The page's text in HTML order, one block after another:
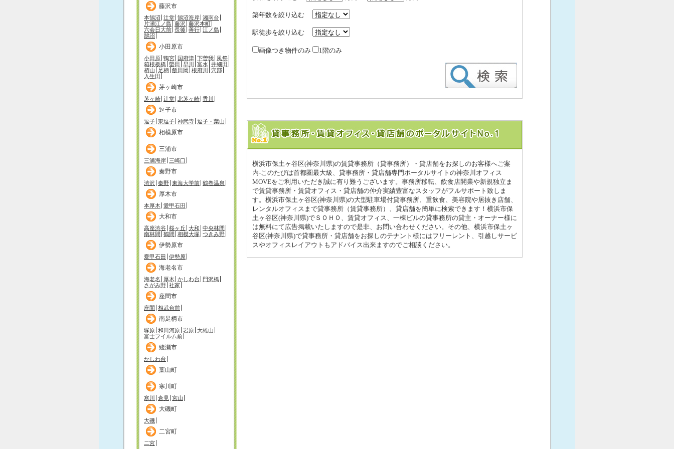
藤沢市
本鵠沼 辻堂 鵠沼海岸 湘南台
片瀬江ノ島 藤沢 藤沢本町
六会日大前 長後 善行 江ノ島
鵠沼
小田原市
小田原 鴨宮 国府津 下曽我 風祭
箱根板橋 螢田 早川 富水 井細田
栢山
足柄 飯田岡 根府川
穴部
入生田
茅ヶ崎市
茅ヶ崎 辻堂 北茅ヶ崎 香川
逗子市
逗子 東逗子 神武寺 逗子・葉山
相模原市
三浦市
三浦海岸 三崎口
秦野市
渋沢 秦野 東海大学前 鶴巻温泉
厚木市
本厚木 愛甲石田
大和市
高座渋谷 桜ヶ丘 大和 中央林間
南林間 鶴間 相模大塚 つきみ野
伊勢原市
愛甲石田 伊勢原
海老名市
海老名 厚木 かしわ台
門沢橋
さがみ野 社家
座間市
座間 相武台前
南足柄市
塚原 和田河原 岩原 大雄山
富士フイルム前
綾瀬市
かしわ台
葉山町
寒川町
寒川 倉見 宮山
大磯町
大磯
二宮町
二宮
築年数を絞り込む
駅徒歩を絞り込む
画像つき物件のみ 1階のみ
横浜市保土ヶ谷区(神奈川県)の賃貸事務所（貸事務所）・貸店舗をお探しのお客様へご案
内-このたびは首都圏最大級、貸事務所・貸店舗専門ポータルサイトの神奈川オフィス
MOVEをご利用いただき誠に有り難うございます。事務所移転、飲食店開業や新規独立ま
で賃貸事務所・賃貸オフィス・貸店舗の仲介実績豊富なスタッフがフルサポート致しま
す。横浜市保土ヶ谷区(神奈川県)の大型駐車場付貸事務所、重飲食、美容院や居抜き店舗、
レンタルオフィスまで貸事務所（賃貸事務所）、貸店舗を簡単に検索できます！横浜市保
土ヶ谷区(神奈川県)でＳＯＨＯ、賃貸オフィス、一棟ビルの貸事務所の貸主・オーナー様に
は無料にて広告掲載いたしますので是非、お問い合わせください。その他、横浜市保土ヶ
谷区(神奈川県)で貸事務所・貸店舗をお探しのテナント様にはフリーレント、引越しサービ
スやオフィスレイアウトもアドバイス出来ますのでご相談ください。